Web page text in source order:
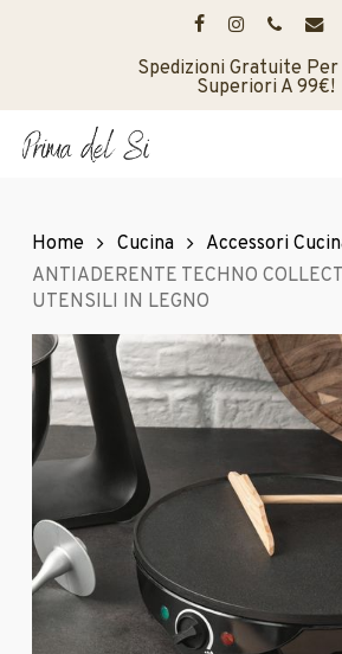
facebookinstagramphoneemail
Spedizioni Gratuite Per
Superiori A 99€!
Home Cucina Accessori
ANTIADERENTE TECHNO
UTENSILI IN LEGNO